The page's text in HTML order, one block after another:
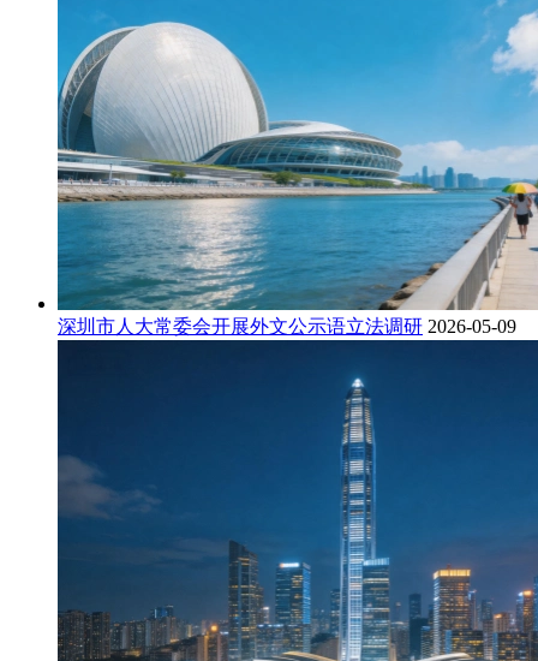
深圳市人大常委会开展外文公示语立法调研 2026-05-09